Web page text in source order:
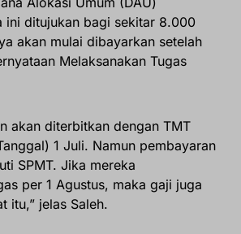
ini ditujukan bagi sekitar 8.000
akan mulai dibayarkan setelah
Melaksanakan Tugas
akan diterbitkan dengan TMT
1 Juli. Namun pembayaran
SPMT. Jika mereka
per 1 Agustus, maka gaji juga
itu,” jelas Saleh.